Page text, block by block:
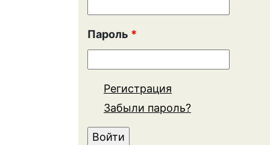
Пароль *
Регистрация
Забыли пароль?